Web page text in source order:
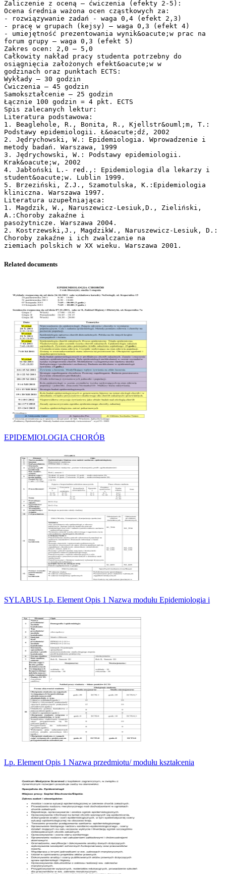
Zaliczenie z oceną – ćwiczenia (efekty 2-5):
Ocena średnia ważona ocen cząstkowych za:
- rozwiązywanie zadań - waga 0,4 (efekt 2,3)
- pracę w grupach (kejsy) – waga 0,3 (efekt 4)
- umiejętność prezentowania wynik&oacute;w prac na
forum grupy – waga 0,3 (efekt 5)
Zakres ocen: 2,0 – 5,0
Całkowity nakład pracy studenta potrzebny do
osiągnięcia założonych efekt&oacute;w w
godzinach oraz punktach ECTS:
Wykłady – 30 godzin
Ćwiczenia – 45 godzin
Samokształcenie – 25 godzin
Łącznie 100 godzin = 4 pkt. ECTS
Spis zalecanych lektur:
Literatura podstawowa:
1. Beaglehole, R., Bonita, R., Kjellstr&ouml;m, T.:
Podstawy epidemiologii. Ł&oacute;dź, 2002
2. Jędrychowski, W.: Epidemiologia. Wprowadzenie i
metody badań. Warszawa, 1999
3. Jędrychowski, W.: Podstawy epidemiologii.
Krak&oacute;w, 2002
4. Jabłoński L.- red.,: Epidemiologia dla lekarzy i
student&oacute;w. Lublin 1999.
5. Brzeziński, Z.J., Szamotulska, K.:Epidemiologia
kliniczna. Warszawa 1997.
Literatura uzupełniająca:
1. Magdzik, W., Naruszewicz-Lesiuk,D., Zieliński,
A.:Choroby zakaźne i
pasożytnicze. Warszawa 2004.
2. Kostrzewski,J., MagdzikW., Naruszewicz-Lesiuk, D.:
Choroby zakaźne i ich zwalczanie na
Related documents
EPIDEMIOLOGIA CHORÓB
SYLABUS Lp. Element Opis 1 Nazwa modułu Epidemiologia i
Lp. Element Opis 1 Nazwa przedmiotu/ modułu kształcenia